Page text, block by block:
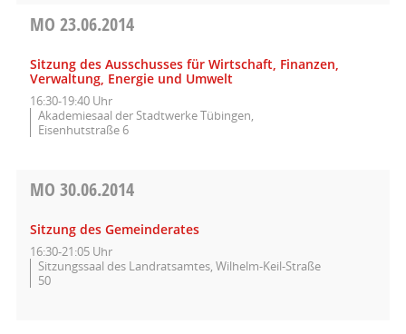
MO 23.06.2014
Sitzung des Ausschusses für Wirtschaft, Finanzen,
Verwaltung, Energie und Umwelt
16:30-19:40 Uhr
Akademiesaal der Stadtwerke Tübingen,
Eisenhutstraße 6
MO 30.06.2014
Sitzung des Gemeinderates
16:30-21:05 Uhr
Sitzungssaal des Landratsamtes, Wilhelm-Keil-Straße
50